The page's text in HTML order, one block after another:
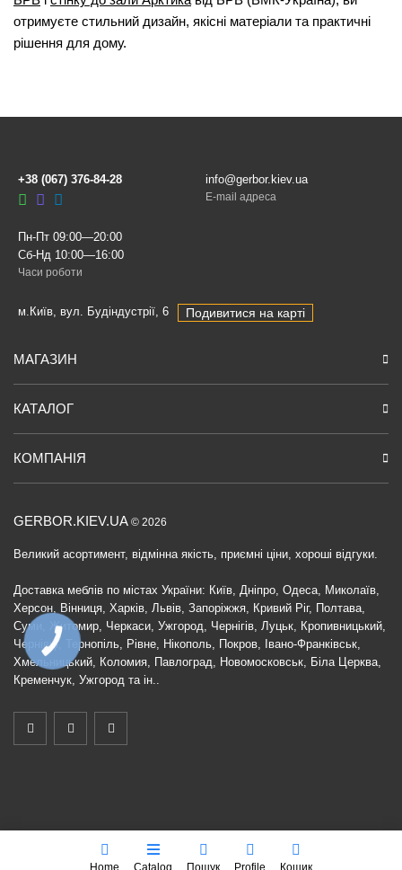
отримуєте стильний дизайн, якісні матеріали та практичні
рішення для дому.
GERBOR.KIEV.UA © 2026
Великий асортимент, відмінна якість, приємні ціни, хороші відгуки.
Доставка меблів по містах України: Київ, Дніпро, Одеса, Миколаїв,
Херсон, Вінниця, Харків, Львів, Запоріжжя, Кривий Ріг, Полтава,
Суми, Житомир, Черкаси, Ужгород, Чернігів, Луцьк, Кропивницький,
Чернівці, Тернопіль, Рівне, Нікополь, Покров, Івано-Франківськ,
Хмельницький, Коломия, Павлоград, Новомосковськ, Біла Церква,
Кременчук, Ужгород та ін..
МАГАЗИН
КАТАЛОГ
КОМПАНІЯ
+38 (067) 376-84-28 info@gerbor.kiev.ua
E-mail адреса
Пн-Пт 09:00—20:00
Сб-Нд 10:00—16:00
Часи роботи
м.Київ, вул. Будіндустрії, 6 Подивитися на карті
Home Catalog Пошук Profile Кошик
КНОПКА
ЗВ'ЯЗКУ